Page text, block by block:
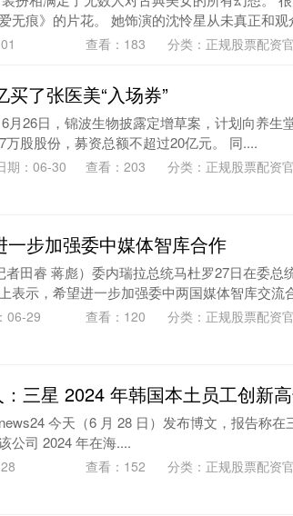
无痕》的片花。 她饰演的沈怜星从未真正和观
查看： 183 分类： 正规股票配资
了张医美“入场券”
月26日，锦波生物披露定增草案，计划向养生
万股股份，募资总额不超过20亿元。 同....
期：06-30 查看： 203 分类： 正规股票配资
步加强委中媒体智库合作
田睿 蒋彪）委内瑞拉总统马杜罗27日在委总
表示，希望进一步加强委中两国媒体智库交流
06-29 查看： 120 分类： 正规股票配资
三星 2024 年韩国本土员工创新
今天（6 月 28 日）发布博文，报告称在
公司 2024 年在海....
查看： 152 分类： 正规股票配资